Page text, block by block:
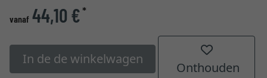
vanaf 44,10 €*
In de de winkelwagen
Onthouden